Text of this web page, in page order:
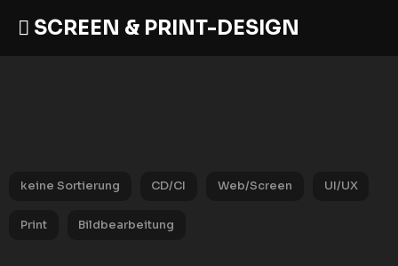
SCREEN & PRINT-DESIGN
keine Sortierung CD/CI Web/Screen UI/UX
Print Bildbearbeitung